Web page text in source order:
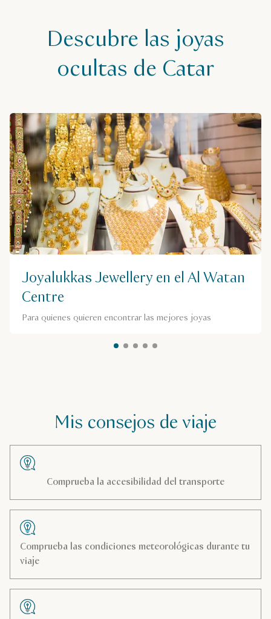
Descubre las joyas
ocultas de Catar
Joyalukkas Jewellery en el Al Watan
Centre
Para quienes quieren encontrar las mejores joyas
Mis consejos de viaje
Comprueba la accesibilidad del transporte
Comprueba las condiciones meteorológicas durante tu
viaje